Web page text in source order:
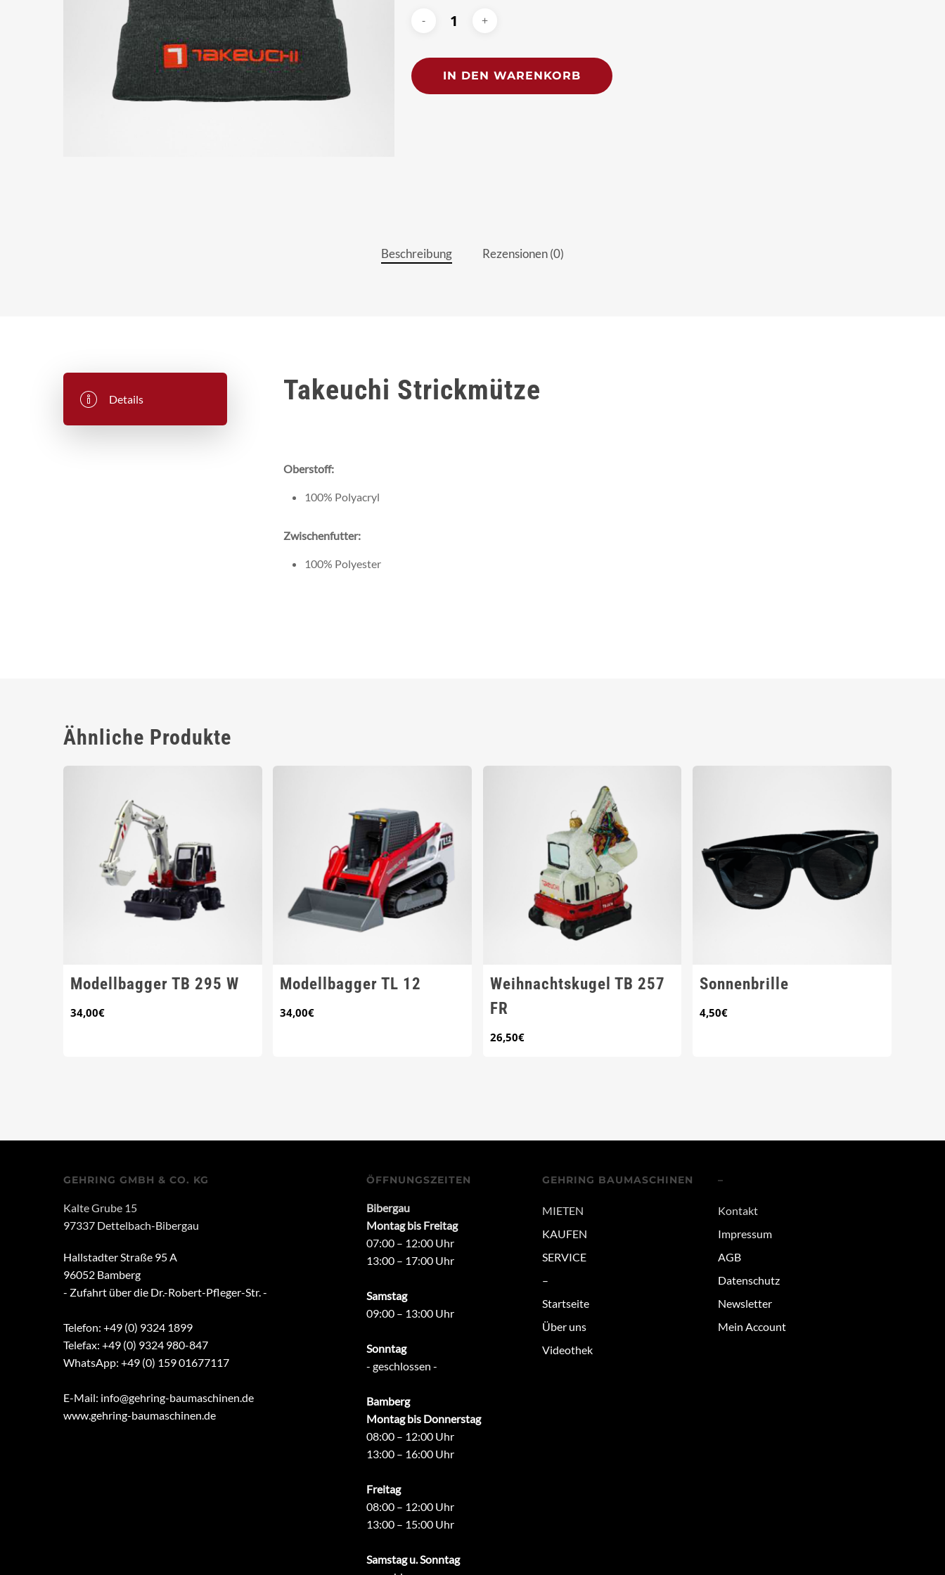
IN DEN WARENKORB
Beschreibung Rezensionen (0)
Details Takeuchi Strickmütze
Oberstoff:
100% Polyacryl
Zwischenfutter:
100% Polyester
Ähnliche Produkte
Modellbagger TB 295 W
34,00€
Modellbagger TL 12
34,00€
Weihnachtskugel TB 257
FR
26,50€
Sonnenbrille
4,50€
GEHRING GMBH & CO. KG
Kalte Grube 15
97337 Dettelbach-Bibergau
Hallstadter Straße 95 A
96052 Bamberg
- Zufahrt über die Dr.-Robert-Pfleger-Str. -
Telefon: +49 (0) 9324 1899
Telefax: +49 (0) 9324 980-847
WhatsApp: +49 (0) 159 01677117
E-Mail: info@gehring-baumaschinen.de
www.gehring-baumaschinen.de
ÖFFNUNGSZEITEN
Bibergau
Montag bis Freitag
07:00 – 12:00 Uhr
13:00 – 17:00 Uhr
Samstag
09:00 – 13:00 Uhr
Sonntag
- geschlossen -
Bamberg
Montag bis Donnerstag
08:00 – 12:00 Uhr
13:00 – 16:00 Uhr
Freitag
08:00 – 12:00 Uhr
13:00 – 15:00 Uhr
Samstag u. Sonntag
GEHRING BAUMASCHINEN
MIETEN
KAUFEN
SERVICE
–
Startseite
Über uns
Videothek
–
Kontakt
Impressum
AGB
Datenschutz
Newsletter
Mein Account